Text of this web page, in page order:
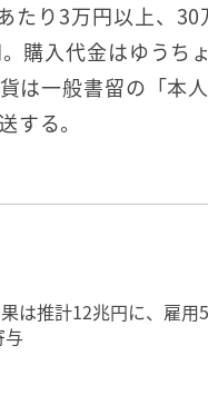
たり3万円以上、
購入代金はゆうち
は一般書留の「本
する。
は推計12兆円に、雇用